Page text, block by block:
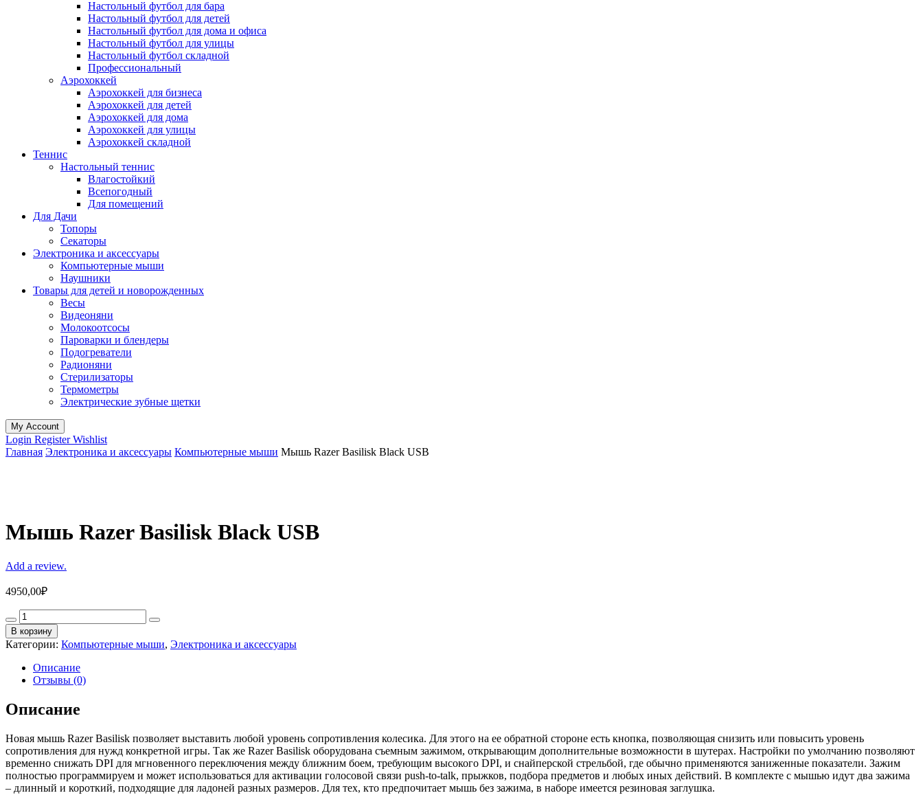
Настольный футбол для бара
Настольный футбол для детей
Настольный футбол для дома и офиса
Настольный футбол для улицы
Настольный футбол складной
Профессиональный
Аэрохоккей
Аэрохоккей для бизнеса
Аэрохоккей для детей
Аэрохоккей для дома
Аэрохоккей для улицы
Аэрохоккей складной
Теннис
Настольный теннис
Влагостойкий
Всепогодный
Для помещений
Для Дачи
Топоры
Секаторы
Электроника и аксессуары
Компьютерные мыши
Наушники
Товары для детей и новорожденных
Весы
Видеоняни
Молокоотсосы
Пароварки и блендеры
Подогреватели
Радионяни
Стерилизаторы
Термометры
Электрические зубные щетки
My Account
Login RegisterWishlist
Главная Электроника и аксессуары Компьютерные мыши Мышь Razer Basilisk Black USB
Мышь Razer Basilisk Black USB
Add a review.
4950,00₽
Мышь
Razer
Basilisk
Black
USB
quantity
В корзину
Категории: Компьютерные мыши, Электроника и аксессуары
Описание
Отзывы (0)
Описание
Новая мышь Razer Basilisk позволяет выставить любой уровень сопротивления колесика. Для этого на ее обратной стороне есть кнопка, позволяющая снизить или повысить уровень
сопротивления для нужд конкретной игры. Так же Razer Basilisk оборудована съемным зажимом, открывающим дополнительные возможности в шутерах. Настройки по умолчанию позволяют
временно снижать DPI для мгновенного переключения между ближним боем, требующим высокого DPI, и снайперской стрельбой, где обычно применяются заниженные показатели. Зажим
полностью программируем и может использоваться для активации голосовой связи push-to-talk, прыжков, подбора предметов и любых иных действий. В комплекте с мышью идут два зажима
– длинный и короткий, подходящие для ладоней разных размеров. Для тех, кто предпочитает мышь без зажима, в наборе имеется резиновая заглушка.